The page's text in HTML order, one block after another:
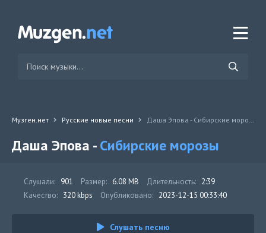
Музген.нет Русские новые песни Даша Эпова - Сибирские морозы
Даша Эпова -Сибирские морозы
Слушали: 901 Размер: 6.08 MB Длительность: 2:39
Качество: 320 kbps Опубликовано: 2023-12-15 00:33:40
Слушать песню